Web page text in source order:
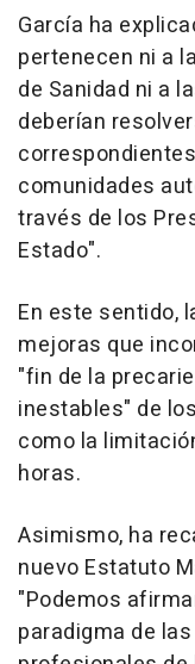
García ha
pertenecen ni a
de Sanidad ni a
deberían
comunidades
través de los
Estado".
En este sentido,
mejoras que
"fin de la
inestables" de
como la
horas.
Asimismo, ha
nuevo Estatuto
"Podemos
paradigma de